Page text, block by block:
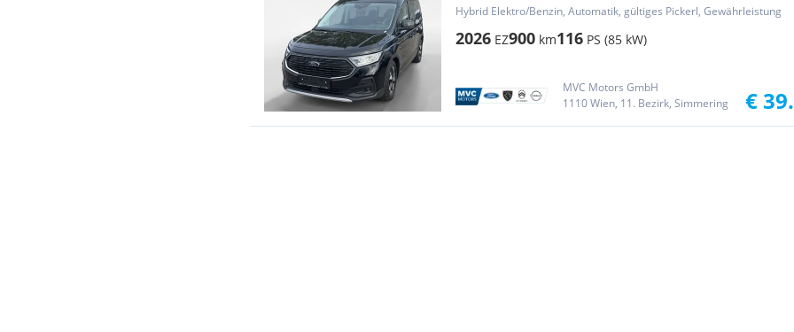
Active
Hybrid Elektro/Benzin, Automatik, gültiges Pickerl, Gewährleistung
2026 EZ900 km116 PS (85 kW)
MVC Motors GmbH
1110 Wien, 11. Bezirk, Simmering
€